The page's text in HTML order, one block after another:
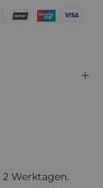
Werktagen.